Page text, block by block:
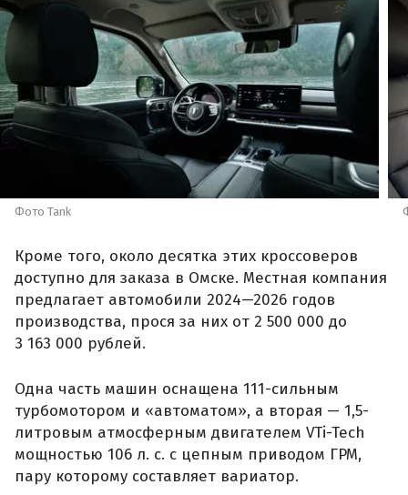
Фото Tank
Кроме того, около десятка этих кроссоверов
доступно для заказа в Омске. Местная компания
предлагает автомобили 2024—2026 годов
производства, прося за них от 2 500 000 до
3 163 000 рублей.
Одна часть машин оснащена 111-сильным
турбомотором и «автоматом», а вторая — 1,5-
литровым атмосферным двигателем VTi-Tech
мощностью 106 л. с. с цепным приводом ГРМ,
пару которому составляет вариатор.